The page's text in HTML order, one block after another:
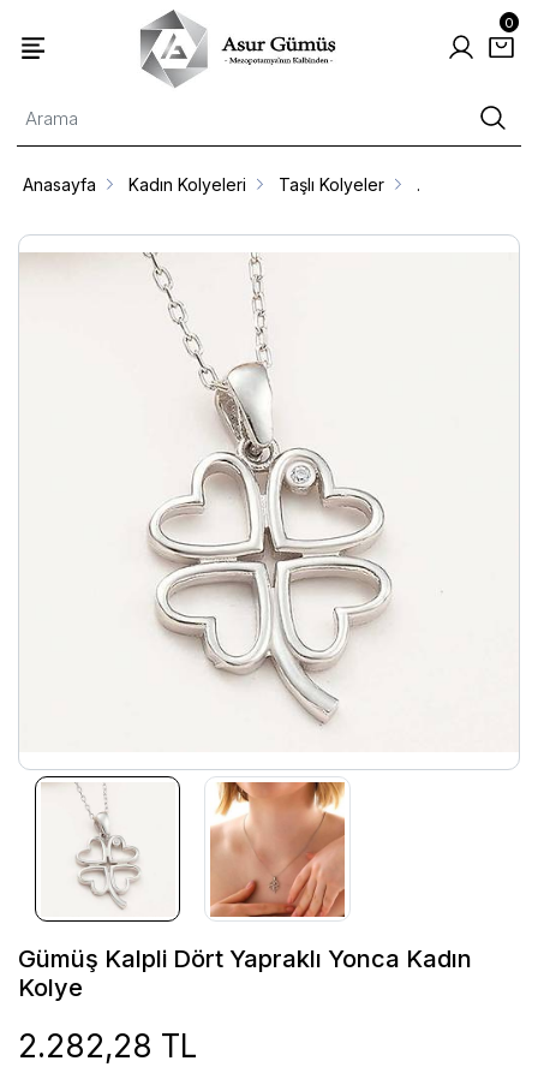
0
Anasayfa Kadın Kolyeleri Taşlı Kolyeler .
Gümüş Kalpli Dört Yapraklı Yonca Kadın
Kolye
2.282,28 TL